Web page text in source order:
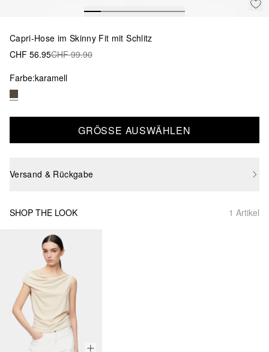
Capri-Hose im Skinny Fit mit Schlitz
CHF 56.95CHF 99.90
Farbe:karamell
GRÖSSE AUSWÄHLEN
Versand & Rückgabe
SHOP THE LOOK 1 Artikel